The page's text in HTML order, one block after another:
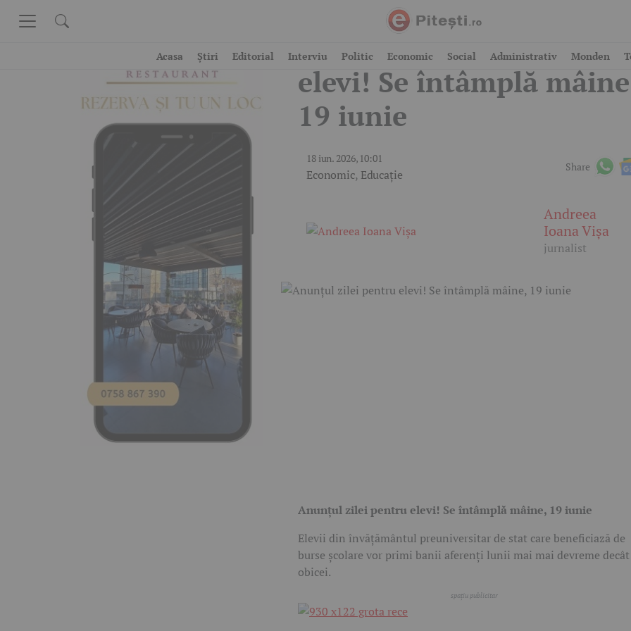
Acasa Știri Editorial Interviu Politic Economic Social Administrativ Monden
Anunțul zilei pentru
elevi! Se întâmplă
19 iunie
18 iun. 2026, 10:01
Economic, Educație
Share
Andreea
Ioana Vișa
jurnalist
Anunțul zilei pentru elevi! Se întâmplă mâine, 19 iunie
Elevii din învățământul preuniversitar de stat care beneficiază de
burse școlare vor primi banii aferenți lunii mai mai devreme
obicei.